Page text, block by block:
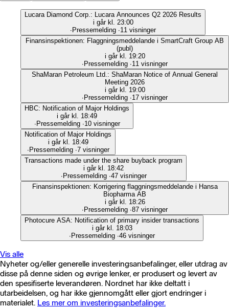
Lucara Diamond Corp.: Lucara Announces Q2 2026 Results
i går kl. 23:00
∙Pressemelding ∙11 visninger
Finansinspektionen: Flaggningsmeddelande i SmartCraft Group AB
(publ)
i går kl. 19:20
∙Pressemelding ∙11 visninger
ShaMaran Petroleum Ltd.: ShaMaran Notice of Annual General
Meeting 2026
i går kl. 19:00
∙Pressemelding ∙17 visninger
HBC: Notification of Major Holdings
i går kl. 18:49
∙Pressemelding ∙10 visninger
Notification of Major Holdings
i går kl. 18:49
∙Pressemelding ∙7 visninger
Transactions made under the share buyback program
i går kl. 18:42
∙Pressemelding ∙47 visninger
Finansinspektionen: Korrigering flaggningsmeddelande i Hansa
Biopharma AB
i går kl. 18:26
∙Pressemelding ∙87 visninger
Photocure ASA: Notification of primary insider transactions
i går kl. 18:03
∙Pressemelding ∙46 visninger
Vis alle
Nyheter og/eller generelle investeringsanbefalinger, eller utdrag av
disse på denne siden og øvrige lenker, er produsert og levert av
den spesifiserte leverandøren. Nordnet har ikke deltatt i
utarbeidelsen, og har ikke gjennomgått eller gjort endringer i
materialet. Les mer om investeringsanbefalinger.